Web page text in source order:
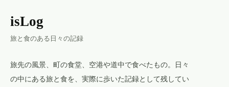
isLog
旅と食のある日々の記録
旅先の風景、町の食堂、空港や道中で食べたもの。日々
の中にある旅と食を、実際に歩いた記録として残してい